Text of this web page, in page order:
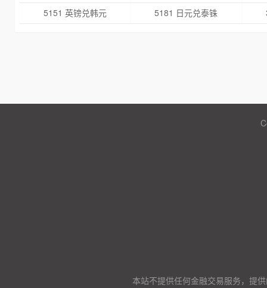
5151 英镑兑韩元
5181 日元兑泰铢
本站不提供任何金融交易服务，提